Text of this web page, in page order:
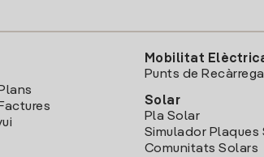
Mobilitat
Punts de Recàrrega
Solar
Pla Solar
Simulador Plaques
Comunitats Solars